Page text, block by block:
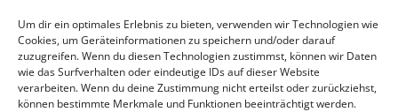
Um dir ein optimales Erlebnis zu bieten, verwenden wir Technologien wie
Cookies, um Geräteinformationen zu speichern und/oder darauf
zuzugreifen. Wenn du diesen Technologien zustimmst, können wir Daten
wie das Surfverhalten oder eindeutige IDs auf dieser Website
verarbeiten. Wenn du deine Zustimmung nicht erteilst oder zurückziehst,
können bestimmte Merkmale und Funktionen beeinträchtigt werden.